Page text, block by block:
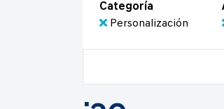
Categoría
Personalización